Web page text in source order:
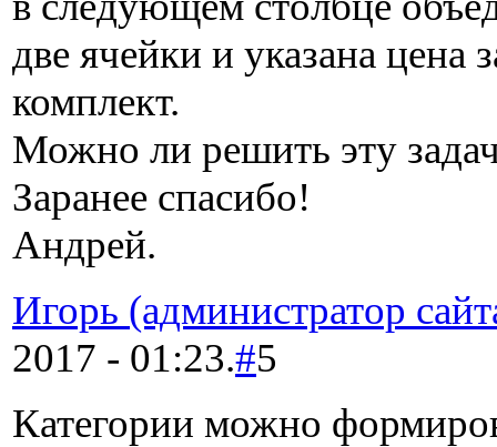
две ячейки и указана цена
комплект.
Можно ли решить эту
Заранее спасибо!
Андрей.
Игорь (администратор
2017 - 01:23.#5
Категории можно